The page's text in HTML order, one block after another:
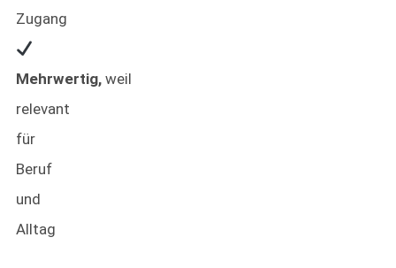
Zugang
Mehrwertig, weil
relevant
für
Beruf
und
Alltag